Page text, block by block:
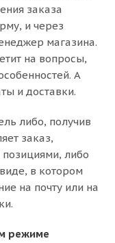
заказа
и через
магазина.
на вопросы,
А
и доставки.
либо, получив
заказ,
либо
в котором
на почту или на
режиме